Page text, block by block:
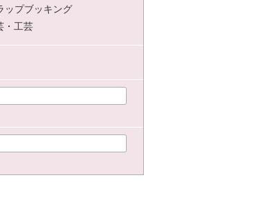
ップブッキング
・工芸